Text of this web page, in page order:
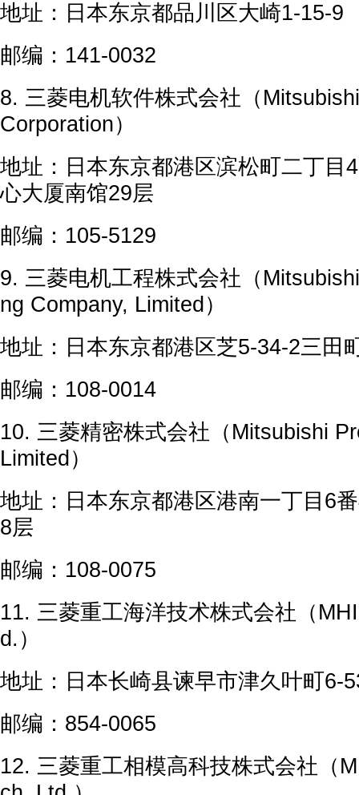
地址：日本东京都品川区大崎1-15-9
邮编：141-0032
8. 三菱电机软件株式会社（
Corporation）
地址：日本东京都港区滨松町二丁目
心大厦南馆29层
邮编：105-5129
9. 三菱电机工程株式会社（
ng Company, Limited）
地址：日本东京都港区芝5-34-2三田
邮编：108-0014
10. 三菱精密株式会社（Mitsubishi
Limited）
地址：日本东京都港区港南一丁目6
8层
邮编：108-0075
11. 三菱重工海洋技术株式会社（
d.）
地址：日本长崎县谏早市津久叶町6-
邮编：854-0065
12. 三菱重工相模高科技株式会社（